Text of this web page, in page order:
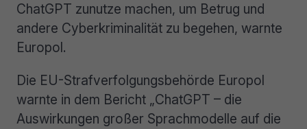
ChatGPT zunutze machen, um Betrug und
andere Cyberkriminalität zu begehen, warnte
Europol.
Die EU-Strafverfolgungsbehörde Europol
warnte in dem Bericht „ChatGPT – die
Auswirkungen großer Sprachmodelle auf die